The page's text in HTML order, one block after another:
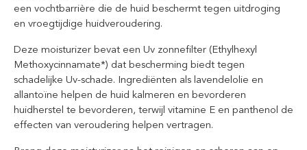
een vochtbarrière die de huid beschermt tegen uitdroging
en vroegtijdige huidveroudering.
Deze moisturizer bevat een Uv zonnefilter (Ethylhexyl
Methoxycinnamate*) dat bescherming biedt tegen
schadelijke Uv-schade. Ingrediënten als lavendelolie en
allantoïne helpen de huid kalmeren en bevorderen
huidherstel te bevorderen, terwijl vitamine E en panthenol de
effecten van veroudering helpen vertragen.